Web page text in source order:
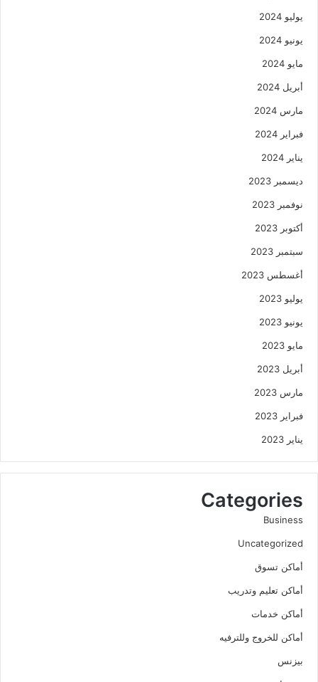
يوليو 2024
يونيو 2024
مايو 2024
أبريل 2024
مارس 2024
فبراير 2024
يناير 2024
ديسمبر 2023
نوفمبر 2023
أكتوبر 2023
سبتمبر 2023
أغسطس 2023
يوليو 2023
يونيو 2023
مايو 2023
أبريل 2023
مارس 2023
فبراير 2023
يناير 2023
Categories
Business
Uncategorized
أماكن تسوق
أماكن تعليم وتدريب
أماكن خدمات
أماكن للخروج وللترفيه
بيزنس